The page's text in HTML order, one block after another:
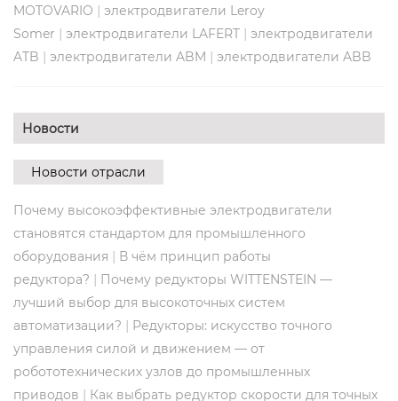
MOTOVARIO | электродвигатели Leroy
Somer | электродвигатели LAFERT | электродвигатели
ATB | электродвигатели ABM | электродвигатели ABB
Новости
Новости отрасли
Почему высокоэффективные электродвигатели
становятся стандартом для промышленного
оборудования | В чём принцип работы
редуктора? | Почему редукторы WITTENSTEIN —
лучший выбор для высокоточных систем
автоматизации? | Редукторы: искусство точного
управления силой и движением — от
робототехнических узлов до промышленных
приводов | Как выбрать редуктор скорости для точных